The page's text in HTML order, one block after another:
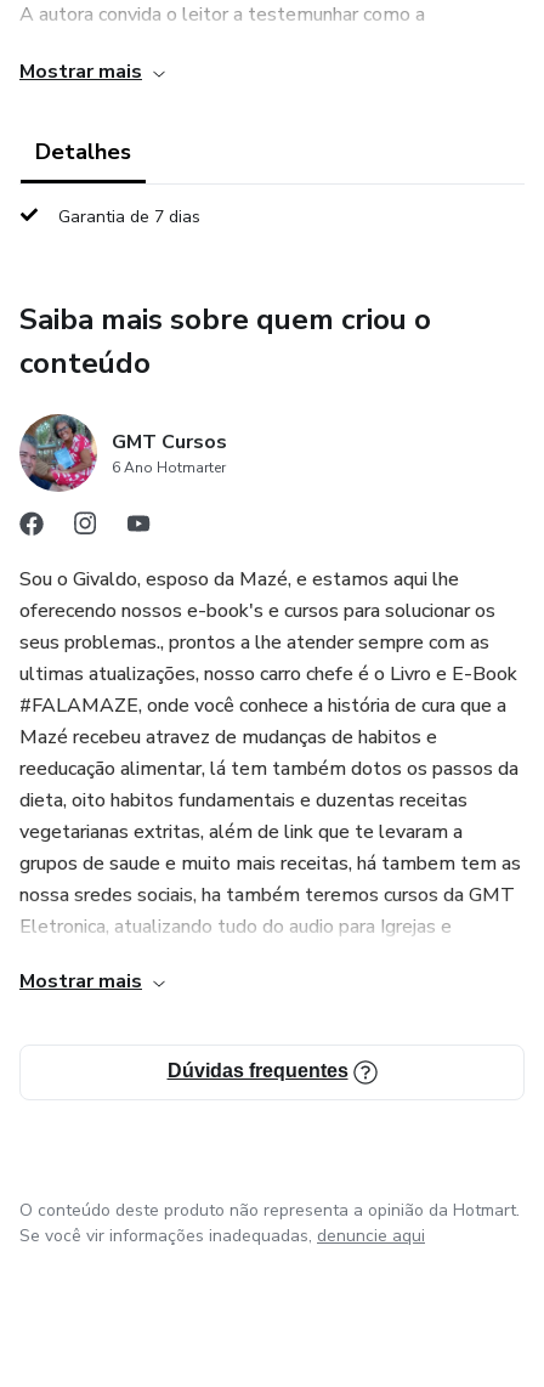
A autora convida o leitor a testemunhar como a
crescimento pessoal e espiritual, onde cada dificuldade
da vida e do propósito individual. Não se trata apenas de
fortalecida por uma comunidade de suporte e pela certeza
de intestino muito severo, sua dieta, 8 passos de mudança
de vida e 200 receitas vegetarias estritas, além de link´s
Mostrar mais
Detalhes
Garantia de 7 dias
Saiba mais sobre quem criou o
conteúdo
GMT Cursos
6 Ano Hotmarter
Sou o Givaldo, esposo da Mazé, e estamos aqui lhe
oferecendo nossos e-book's e cursos para solucionar os
seus problemas., prontos a lhe atender sempre com as
ultimas atualizações, nosso carro chefe é o Livro e E-Book
#FALAMAZE, onde você conhece a história de cura que a
Mazé recebeu atravez de mudanças de habitos e
reeducação alimentar, lá tem também dotos os passos da
dieta, oito habitos fundamentais e duzentas receitas
vegetarianas extritas, além de link que te levaram a
grupos de saude e muito mais receitas, há tambem tem as
nossa sredes sociais, ha também teremos cursos da GMT
Eletronica, atualizando tudo do audio para Igrejas e
variados assuntos para resolver as problematicas do dia a
dia , sempre buscando fazer o melhor por você.
Mostrar mais
Dúvidas frequentes
O conteúdo deste produto não representa a opinião da Hotmart.
Se você vir informações inadequadas, denuncie aqui